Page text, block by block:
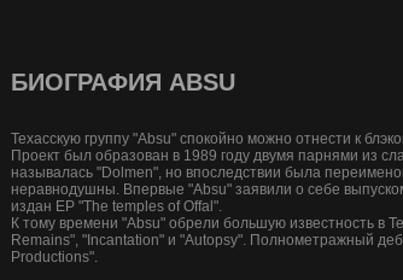
БИОГРАФИЯ ABSU
Техасскую группу "Absu" спокойно можно отнести к
Проект был образован в 1989 году двумя парнями из
называлась "Dolmen", но впоследствии была
неравнодушны. Впервые "Absu" заявили о себе
издан EP "The temples of Offal".
К тому времени "Absu" обрели большую известность в
Remains", "Incantation" и "Autopsy". Полнометражный
Productions".